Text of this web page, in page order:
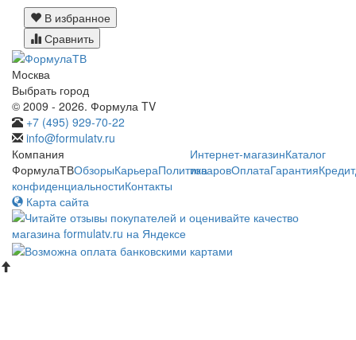
В избранное
Сравнить
Москва
Выбрать город
© 2009 - 2026. Формула TV
+7 (495) 929-70-22
info@formulatv.ru
Компания
ФормулаТВОбзорыКарьераПолитика
конфиденциальностиКонтакты
Интернет-магазинКаталог
товаровОплатаГарантияКредит
Карта сайта